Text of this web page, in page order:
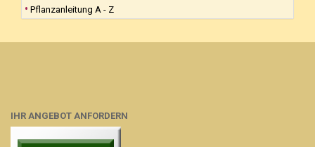
Pflanzanleitung A - Z
IHR ANGEBOT ANFORDERN